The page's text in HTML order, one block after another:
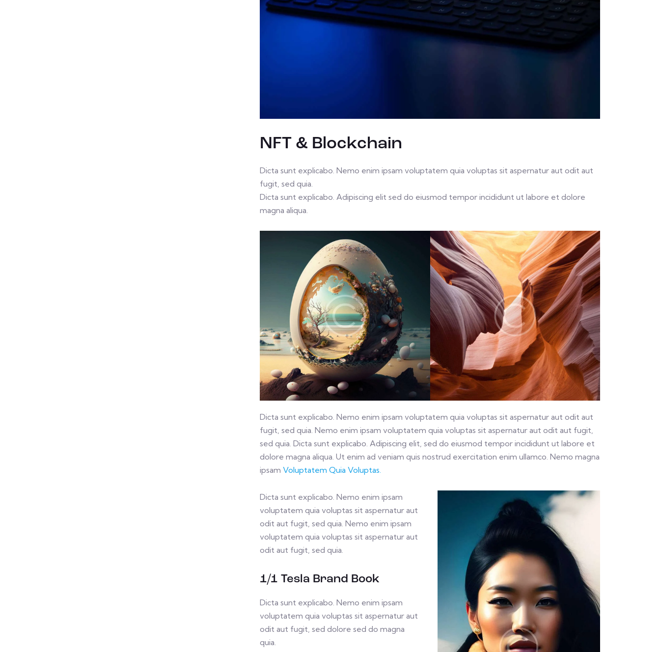
NFT & Blockchain
Dicta sunt explicabo. Nemo enim ipsam voluptatem quia voluptas sit aspernatur aut odit aut
fugit, sed quia.
Dicta sunt explicabo. Adipiscing elit sed do eiusmod tempor incididunt ut labore et dolore
magna aliqua.
Dicta sunt explicabo. Nemo enim ipsam voluptatem quia voluptas sit aspernatur aut odit aut
fugit, sed quia. Nemo enim ipsam voluptatem quia voluptas sit aspernatur aut odit aut fugit,
sed quia. Dicta sunt explicabo. Adipiscing elit, sed do eiusmod tempor incididunt ut labore et
dolore magna aliqua. Ut enim ad veniam quis nostrud exercitation enim ullamco. Nemo magna
ipsam Voluptatem Quia Voluptas.
Dicta sunt explicabo. Nemo enim ipsam
voluptatem quia voluptas sit aspernatur aut
odit aut fugit, sed quia. Nemo enim ipsam
voluptatem quia voluptas sit aspernatur aut
odit aut fugit, sed quia.
1/1 Tesla Brand Book
Dicta sunt explicabo. Nemo enim ipsam
voluptatem quia voluptas sit aspernatur aut
odit aut fugit, sed dolore sed do magna
quia.